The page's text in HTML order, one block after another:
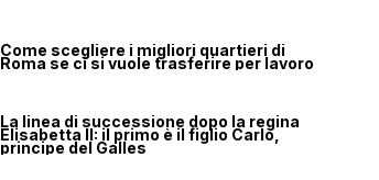
Come scegliere i migliori quartieri di
Roma se ci si vuole trasferire per lavoro
La linea di successione dopo la regina
Elisabetta II: il primo è il figlio Carlo,
principe del Galles